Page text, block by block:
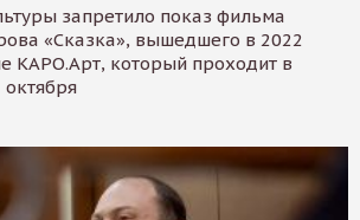
запретило показ фильма
«Сказка», вышедшего в 2022
КАРО.Арт, который проходит в